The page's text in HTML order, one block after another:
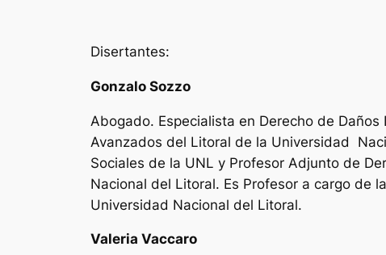
Disertantes:
Gonzalo Sozzo
Abogado. Especialista en Derecho de
Avanzados del Litoral de la Universidad
Sociales de la UNL y Profesor Adjunto de
Nacional del Litoral. Es Profesor a cargo de
Universidad Nacional del Litoral.
Valeria Vaccaro